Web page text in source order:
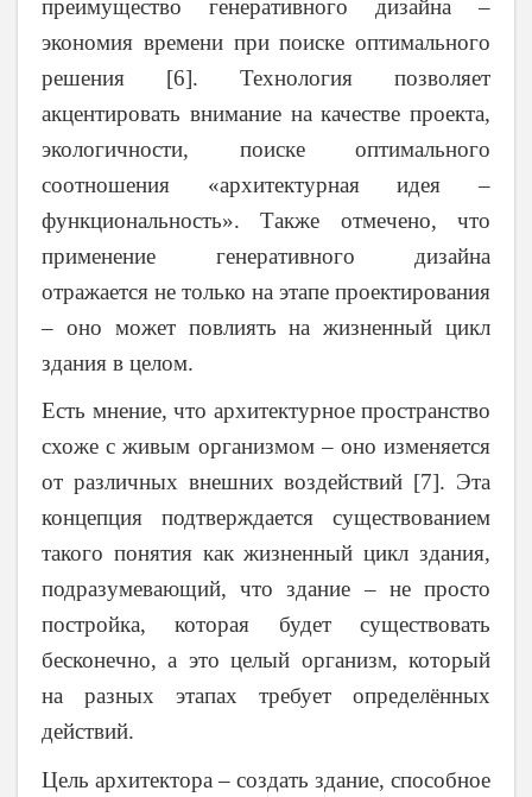
преимущество генеративного дизайна –
экономия времени при поиске оптимального
решения [6]. Технология позволяет
акцентировать внимание на качестве проекта,
экологичности, поиске оптимального
соотношения «архитектурная идея –
функциональность». Также отмечено, что
применение генеративного дизайна
отражается не только на этапе проектирования
– оно может повлиять на жизненный цикл
здания в целом.
Есть мнение, что архитектурное пространство
схоже с живым организмом – оно изменяется
от различных внешних воздействий [7]. Эта
концепция подтверждается существованием
такого понятия как жизненный цикл здания,
подразумевающий, что здание – не просто
постройка, которая будет существовать
бесконечно, а это целый организм, который
на разных этапах требует определённых
действий.
Цель архитектора – создать здание, способное